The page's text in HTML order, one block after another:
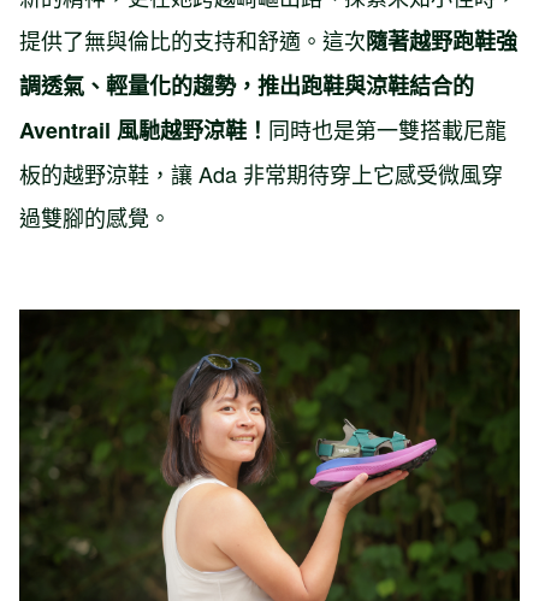
提供了無與倫比的支持和舒適。這次隨著越野跑鞋強
調透氣、輕量化的趨勢，推出跑鞋與涼鞋結合的
Aventrail 風馳越野涼鞋！ 同時也是第一雙搭載尼龍
板的越野涼鞋，讓 Ada 非常期待穿上它感受微風穿
過雙腳的感覺。